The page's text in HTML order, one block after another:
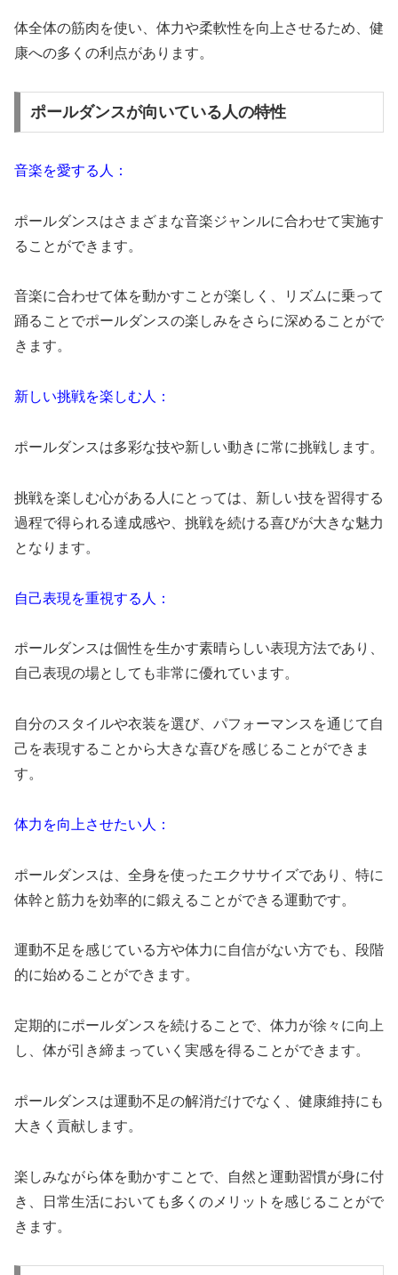
体全体の筋肉を使い、体力や柔軟性を向上させるため、健
康への多くの利点があります。
ポールダンスが向いている人の特性
音楽を愛する人：
ポールダンスはさまざまな音楽ジャンルに合わせて実施す
ることができます。
音楽に合わせて体を動かすことが楽しく、リズムに乗って
踊ることでポールダンスの楽しみをさらに深めることがで
きます。
新しい挑戦を楽しむ人：
ポールダンスは多彩な技や新しい動きに常に挑戦します。
挑戦を楽しむ心がある人にとっては、新しい技を習得する
過程で得られる達成感や、挑戦を続ける喜びが大きな魅力
となります。
自己表現を重視する人：
ポールダンスは個性を生かす素晴らしい表現方法であり、
自己表現の場としても非常に優れています。
自分のスタイルや衣装を選び、パフォーマンスを通じて自
己を表現することから大きな喜びを感じることができま
す。
体力を向上させたい人：
ポールダンスは、全身を使ったエクササイズであり、特に
体幹と筋力を効率的に鍛えることができる運動です。
運動不足を感じている方や体力に自信がない方でも、段階
的に始めることができます。
定期的にポールダンスを続けることで、体力が徐々に向上
し、体が引き締まっていく実感を得ることができます。
ポールダンスは運動不足の解消だけでなく、健康維持にも
大きく貢献します。
楽しみながら体を動かすことで、自然と運動習慣が身に付
き、日常生活においても多くのメリットを感じることがで
きます。